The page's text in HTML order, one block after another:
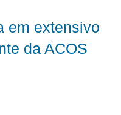
em extensivo
da ACOS